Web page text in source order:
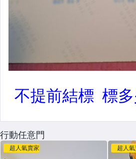
行動任意門
超人氣賣家 超人